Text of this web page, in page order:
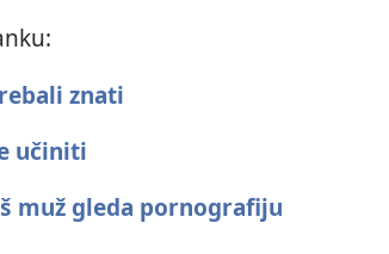
znati
učiniti
muž gleda pornografiju